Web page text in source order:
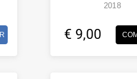
2018
€ 9,00